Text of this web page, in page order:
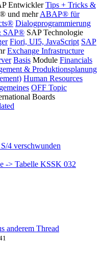
Entwickler Tips + Tricks &
und mehr ABAP® für
Dialogprogrammierung
SAP® SAP Technologie
Fiori, UI5, JavaScript SAP
Exchange Infrastructure
Basis Module Financials
& Produktionsplanung
Human Resources
OFF Topic
Boards
4 verschwunden
-> Tabelle KSSK 032
anderem Thread